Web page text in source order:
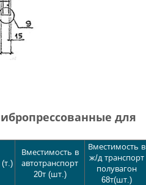
для
Вместимость в
автотранспорт
20т (шт.)
Вместимость в
ж/д транспорт
полувагон
68т(шт.)